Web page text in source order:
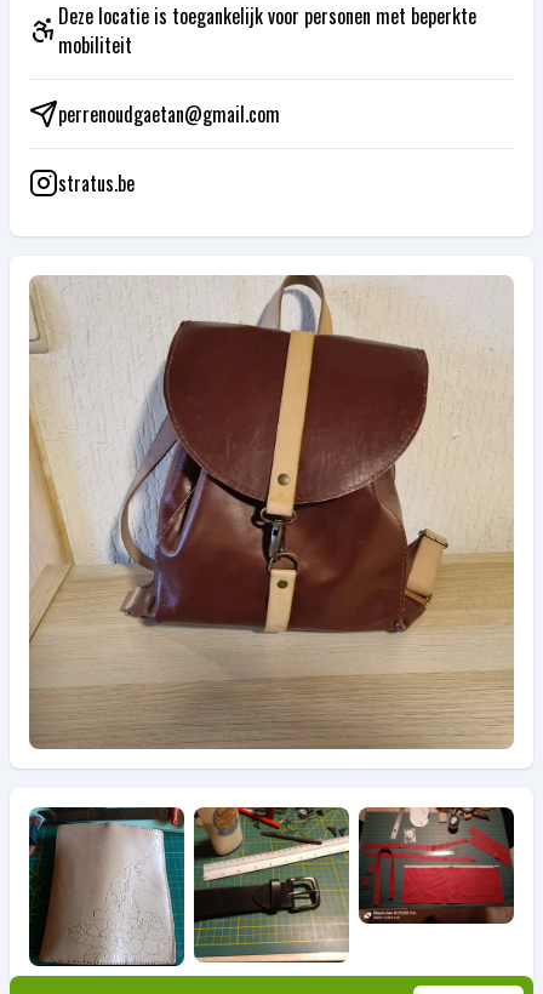
Deze locatie is toegankelijk voor personen met beperkte
mobiliteit
perrenoudgaetan@gmail.com
stratus.be